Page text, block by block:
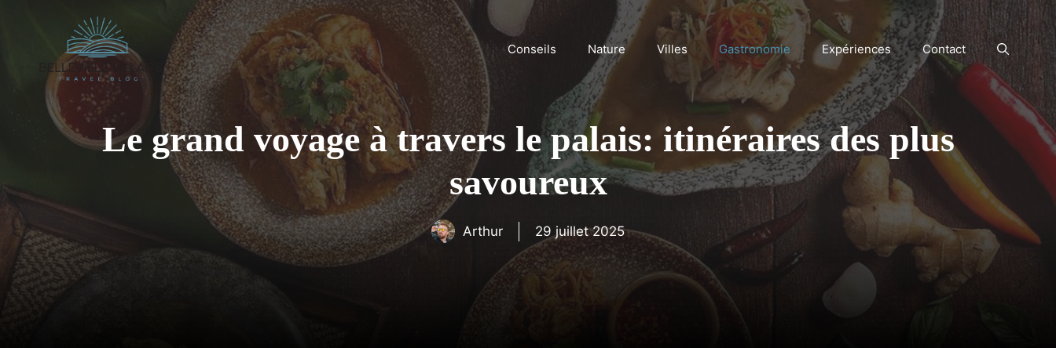
Conseils Nature Villes Gastronomie Expériences Contact
Le grand voyage à travers le palais: itinéraires des plus
savoureux
Arthur 29 juillet 2025